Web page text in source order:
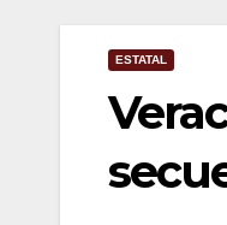
ESTATAL